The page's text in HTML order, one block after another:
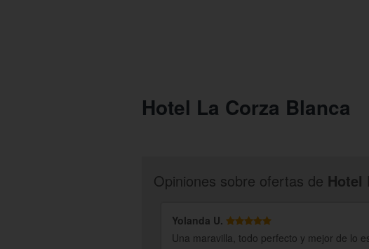
Hotel La Corza Blanca
Opiniones sobre ofertas de Hotel
Yolanda U.
Una maravilla, todo perfecto y mejor de lo